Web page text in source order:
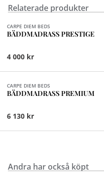
Relaterade produkter
Finns i fler val (8)
CARPE DIEM BEDS
BÄDDMADRASS PRESTIGE
4 000 kr
CARPE DIEM BEDS
BÄDDMADRASS PREMIUM
6 130 kr
Andra har också köpt